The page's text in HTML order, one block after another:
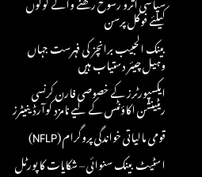
کیلئے فوکل پرسن
بینک الحبیب برانچز کی فہرست جہاں
وہیل چیئر دستیاب ہیں
ایکسپورٹرز کے خصوصی فارن کرنسی
ریٹینشن اکاؤنٹس کے لیے نامزد کوآرڈینیٹرز
قومی مالیاتی خواندگی پروگرام (NFLP)
اسٹیٹ بینک سنوائی – شکایات کا پورٹل